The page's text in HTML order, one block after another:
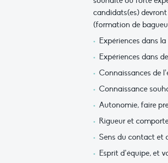
candidats(es)
(formation de
Expériences dans
Expériences dans
Connaissances de
Connaissance
Autonomie, faire
Rigueur et
Sens du contact et
Esprit d’équipe, et